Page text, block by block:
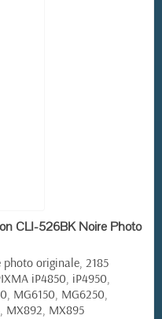
CLI-526BK Noire Photo
photo originale, 2185
iP4850, iP4950,
MG6150, MG6250,
MX892, MX895